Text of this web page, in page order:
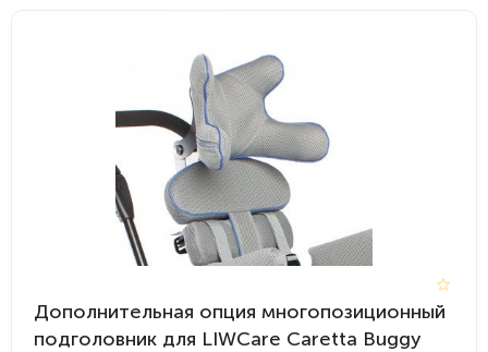
Дополнительная опция многопозиционный
подголовник для LIWCare Caretta Buggy